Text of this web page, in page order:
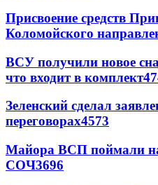
Присвоение средств
Коломойского
ВСУ получили новое
что входит в комплект
Зеленский сделал
переговорах4573
Майора ВСП поймали
СОЧ3696